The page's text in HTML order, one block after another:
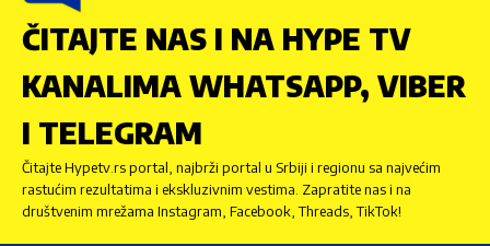
ČITAJTE NAS I NA HYPE TV
KANALIMA WHATSAPP, VIBER
I TELEGRAM
Čitajte Hypetv.rs portal, najbrži portal u Srbiji i regionu sa najvećim
rastućim rezultatima i ekskluzivnim vestima. Zapratite nas i na
društvenim mrežama Instagram, Facebook, Threads, TikTok!